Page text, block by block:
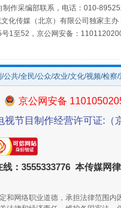
鉴定乱象
作采编部联系，电话：010-
化传媒（北京）有限公司独家主办
1至52，京公网安备：
/公共/全民/公众/农业/文化/视频/检察
京公网安备
视节目制作经营许可证:（
线：3555333776 本传媒网
网络职业道德，承担法律范围